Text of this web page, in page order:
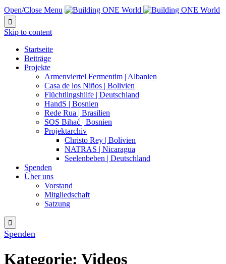
Open/Close Menu

Skip to content
Startseite
Beiträge
Projekte
Armenviertel Fermentim | Albanien
Casa de los Niños | Bolivien
Flüchtlingshilfe | Deutschland
HandS | Bosnien
Rede Rua | Brasilien
SOS Bihać | Bosnien
Projektarchiv
Christo Rey | Bolivien
NATRAS | Nicaragua
Seelenbeben | Deutschland
Spenden
Über uns
Vorstand
Mitgliedschaft
Satzung

Spenden
Kategorie: Videos